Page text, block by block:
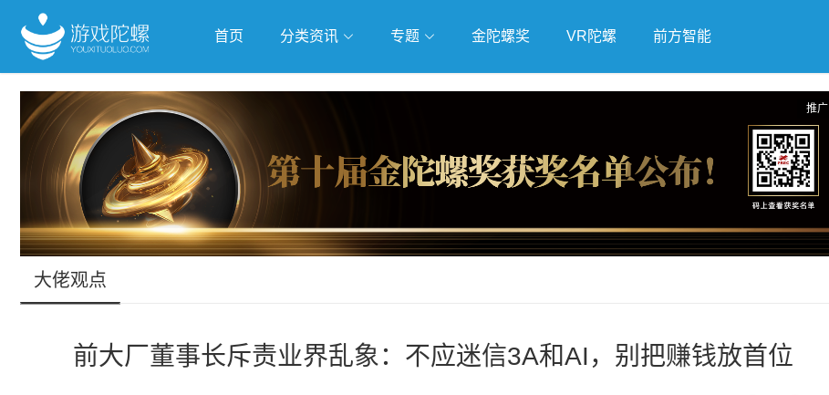
首页 分类资讯 专题
抢滩全球 人工智能 武侠游戏 独立游戏 云游戏
跨界Talk
金陀螺奖 VR陀螺 前方智能
推广
大佬观点
前大厂董事长斥责业界乱象：不应迷信3A和AI，别把赚钱放首位